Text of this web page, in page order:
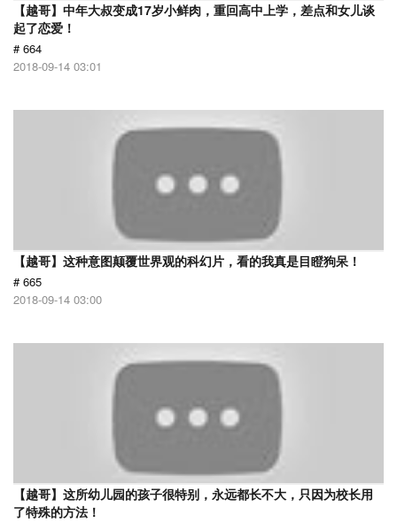
【越哥】中年大叔变成17岁小鲜肉，重回高中上学，差点和女儿谈
起了恋爱！
# 664
2018-09-14 03:01
【越哥】这种意图颠覆世界观的科幻片，看的我真是目瞪狗呆！
# 665
2018-09-14 03:00
【越哥】这所幼儿园的孩子很特别，永远都长不大，只因为校长用
了特殊的方法！